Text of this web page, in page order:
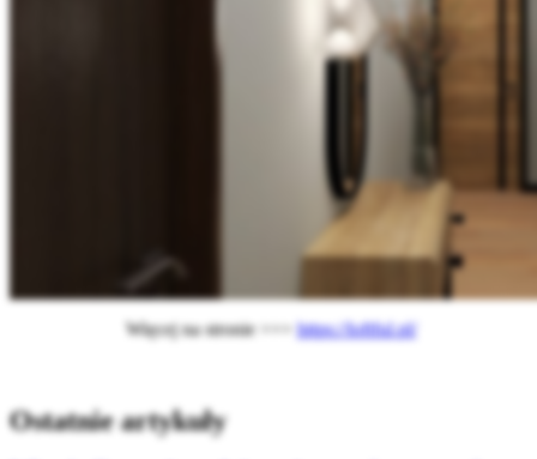
Więcej na stronie >>>https://loftful.pl/
Ostatnie artykuły